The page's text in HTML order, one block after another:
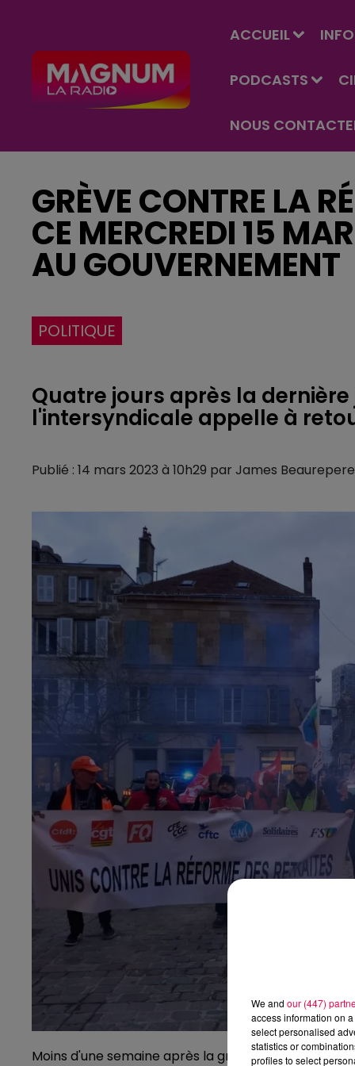
ACCUEIL
PODCASTS
NOUS
GRÈVE CONTRE LA
CE MERCREDI 15
AU GOUVERNEMENT
POLITIQUE
Quatre jours après la
l'intersyndicale appelle à
Publié : 14 mars 2023 à 10h29 par James Beaurepere
Moins d'une semaine après la grève du 11 mars,
We and our (447)
access information on
select personalised
statistics or
profiles to select